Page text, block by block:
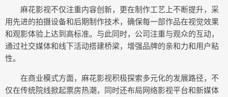
麻花影视不仅注重内容创新，更在制作工艺上不断提升，采
用先进的拍摄设备和后期制作技术，确保每一部作品在视觉效果
和观影体验上达到高标准。与此同时，公司注重与观众的互动，
通过社交媒体和线下活动搭建桥梁，增强品牌的亲和力和用户粘
性。
在商业模式方面，麻花影视积极探索多元化的发展路径，不
仅在传统院线掀起票房热潮，同时还布局网络影视平台和新媒体